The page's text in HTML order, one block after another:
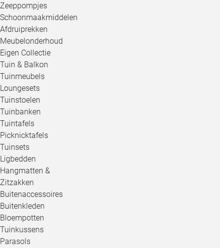
Zeeppompjes
Schoonmaakmiddelen
Afdruiprekken
Meubelonderhoud
Eigen Collectie
Tuin & Balkon
Tuinmeubels
Loungesets
Tuinstoelen
Tuinbanken
Tuintafels
Picknicktafels
Tuinsets
Ligbedden
Hangmatten &
Zitzakken
Buitenaccessoires
Buitenkleden
Bloempotten
Tuinkussens
Parasols